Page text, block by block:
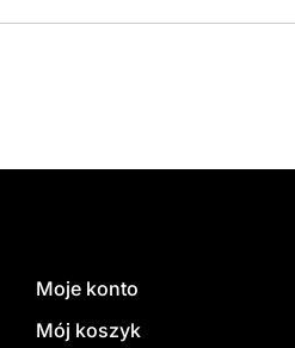
Moje konto
Mój koszyk